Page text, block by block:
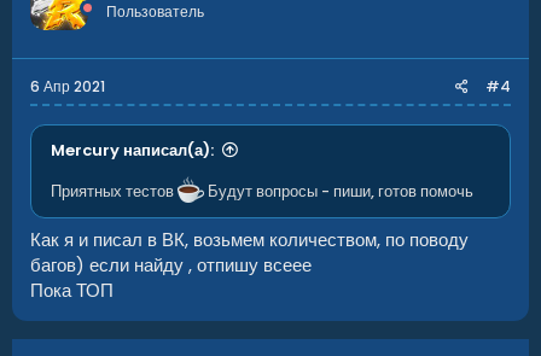
Пользователь
6 Апр 2021 #4
Mercury написал(а):
Приятных тестов
Будут вопросы - пиши, готов помочь
Как я и писал в ВК, возьмем количеством, по поводу
багов) если найду , отпишу всеее
Пока ТОП